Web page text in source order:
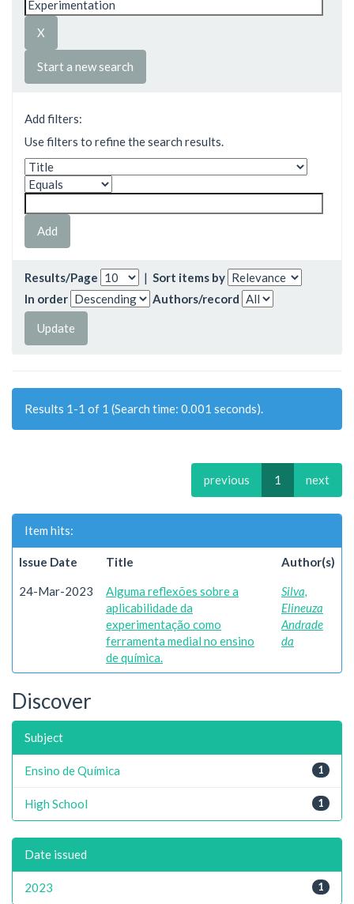
Start a new search
Add filters:
Use filters to refine the search results.
Results/Page | Sort items by
In order
Authors/record
Results 1-1 of 1 (Search time: 0.001 seconds).
previous 1 next
Item hits:
Issue Date Title Author(s)
24-Mar-2023
Alguma reflexões sobre a
aplicabilidade da
experimentação como
ferramenta medial no ensino
de química.
Silva,
Elineuza
Andrade
da
Discover
Subject
1
Ensino de Química
1
High School
Date issued
1
2023